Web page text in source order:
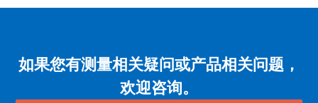
如果您有测量相关疑问或产品相关问题，
欢迎咨询。